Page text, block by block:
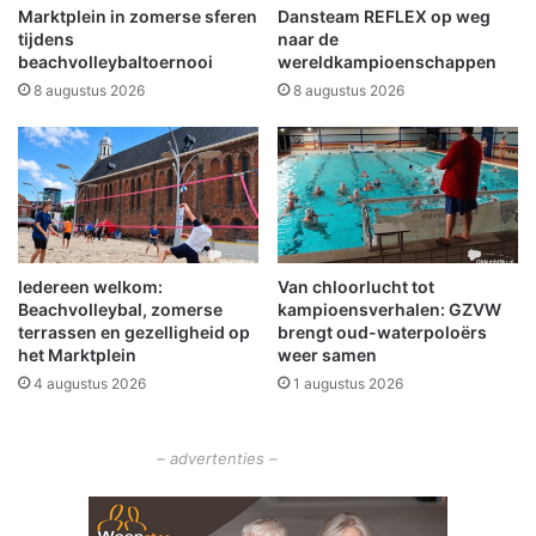
l
o
e
i
l
a
a
t
s
j
k
u
n
e
n
n
i
e
t
g
a
a
n
m
Marktplein in zomerse sferen
tijdens
beachvolleybaltoernooi
8 augustus 2026
Dansteam REFLEX op weg
naar de
wereldkampioenschappen
8 augustus 2026
Iedereen welkom:
Beachvolleybal, zomerse
terrassen en gezelligheid op
het Marktplein
4 augustus 2026
Van chloorlucht tot
kampioensverhalen: GZVW
brengt oud-waterpoloërs
weer samen
1 augustus 2026
– advertenties –